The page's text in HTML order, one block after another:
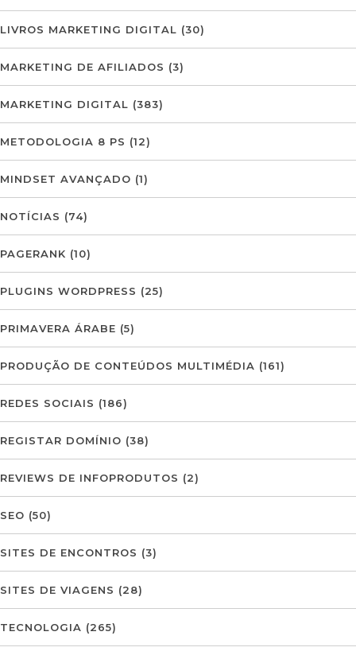
LIVROS MARKETING DIGITAL (30)
MARKETING DE AFILIADOS (3)
MARKETING DIGITAL (383)
METODOLOGIA 8 PS (12)
MINDSET AVANÇADO (1)
NOTÍCIAS (74)
PAGERANK (10)
PLUGINS WORDPRESS (25)
PRIMAVERA ÁRABE (5)
PRODUÇÃO DE CONTEÚDOS MULTIMÉDIA (161)
REDES SOCIAIS (186)
REGISTAR DOMÍNIO (38)
REVIEWS DE INFOPRODUTOS (2)
SEO (50)
SITES DE ENCONTROS (3)
SITES DE VIAGENS (28)
TECNOLOGIA (265)